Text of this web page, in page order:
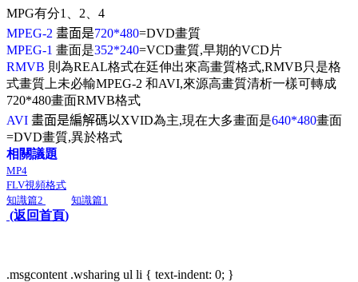
MPG有分1、2、4
MPEG-2 畫面是720*480=DVD畫質
MPEG-1 畫面是352*240=VCD畫質,早期的VCD片
RMVB 則為REAL格式在廷伸出來高畫質格式,RMVB只是格
式畫質上未必輸MPEG-2 和AVI,來源高畫質清析一樣可轉成
720*480畫面RMVB格式
AVI 畫面是編解碼以XVID為主,現在大多畫面是640*480畫面
=DVD畫質,異於格式
相關議題
MP4
FLV視頻格式
知識篇2
知識篇1
(返回首頁)
.msgcontent .wsharing ul li { text-indent: 0; }